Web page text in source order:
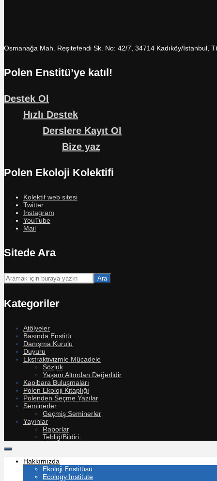
Osmanağa Mah. Reşitefendi Sk. No: 42/7, 34714 Kadıköy/İstanbul,
Polen Enstitü’ye katıl!
Destek Ol
Hızlı Destek
Derslere Kayıt Ol
Bize yaz
Polen Ekoloji Kolektifi
Kolektif web sitesi
Twitter
Instagram
YouTube
Mail
Sitede Ara
Ara
Kategoriler
Atölyeler
Basında Enstitü
Danışma Kurulu
Duyuru
Ekstraktivizmle Mücadele
Sözlük
Yaşam Altından Değerlidir
Kapibara Buluşmaları
Polen Ekoloji Kitaplığı
Polenden Seçme Yazılar
Seminerler
Geçmiş Seminerler
Yayınlar
Raporlar
Tebliğ/Bildiri
Hakkımızda
Ekoloji Enstitüsü
Ecology Institute